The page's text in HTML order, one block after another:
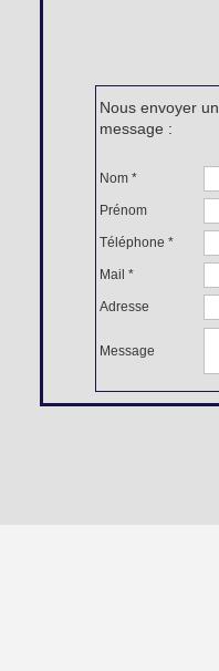
Nous envoyer un
message :
Nom *
Prénom
Téléphone *
Mail *
Adresse
Message